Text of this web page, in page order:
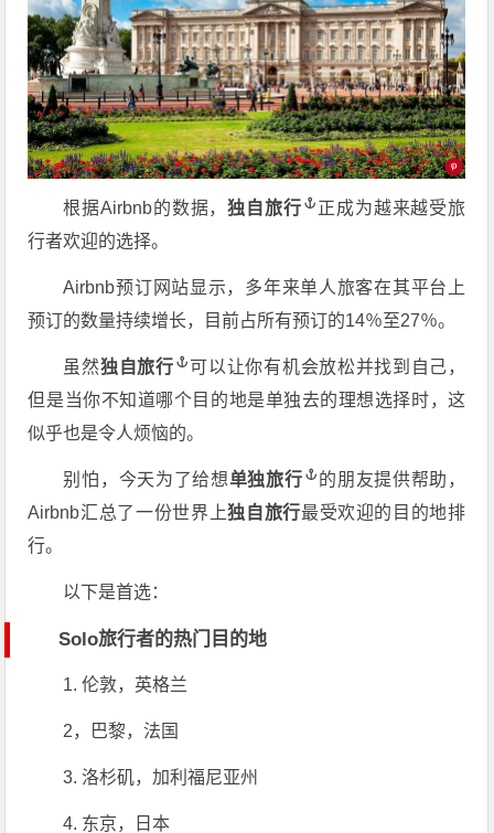
根据Airbnb的数据，独自旅行
正成为越来越受旅
行者欢迎的选择。
Airbnb预订网站显示，多年来单人旅客在其平台上
预订的数量持续增长，目前占所有预订的14％至27％。
虽然独自旅行
可以让你有机会放松并找到自己，
但是当你不知道哪个目的地是单独去的理想选择时，这
似乎也是令人烦恼的。
别怕，今天为了给想单独旅行
的朋友提供帮助，
Airbnb汇总了一份世界上独自旅行最受欢迎的目的地排
行。
以下是首选：
Solo旅行者的热门目的地
1. 伦敦，英格兰
2，巴黎，法国
3. 洛杉矶，加利福尼亚州
4. 东京，日本